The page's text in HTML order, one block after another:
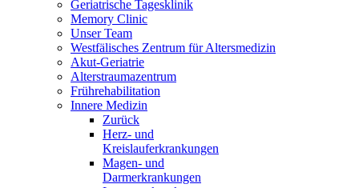
Geriatrische Tagesklinik
Memory Clinic
Unser Team
Westfälisches Zentrum für Altersmedizin
Akut-Geriatrie
Alterstraumazentrum
Frührehabilitation
Innere Medizin
Zurück
Herz- und
Kreislauferkrankungen
Magen- und
Darmerkrankungen